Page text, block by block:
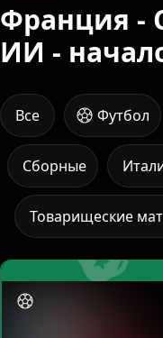
Франция -
ИИ -
Все Футбол
Сборные
Товарищеские